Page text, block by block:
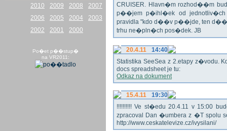
2010
2009 2008
2007
2006
2005 2004
2003
2002
2001 2000
Po�et p��stup�
na VR2011:
CRUISER. Hlavn�m rozhod��m
p��jem p�ihl�ek od
pravidla "kdo d��v p��jde, ten
trhu ne�pln�ch pos�dek. JB
20.4.11
14:40
Statistika SeeSea z 2.etapy z�vodu.
docs spreadsheet je tu:
Odkaz na dokument
15.4.11
19:30
!!!!!!!!!! Ve st�edu 20.4.11 v 15:00
zpracoval Dan �umbera z �T spolu
http://www.ceskatelevize.cz/ivysilani/